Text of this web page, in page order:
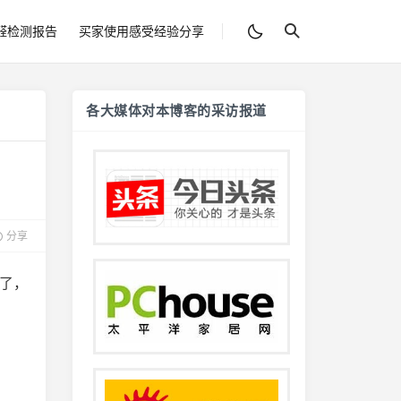
检测报告 买家使用感受经验分享
分享
，
各大媒体对本博客的采访报道